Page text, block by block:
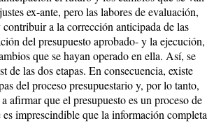
ex-ante, pero las labores de evaluación,
a la corrección anticipada de las
del presupuesto aprobado- y la ejecución,
que se hayan operado en ella. Así, se
las dos etapas. En consecuencia, existe
del proceso presupuestario y, por lo tanto,
afirmar que el presupuesto es un proceso de
imprescindible que la información completa